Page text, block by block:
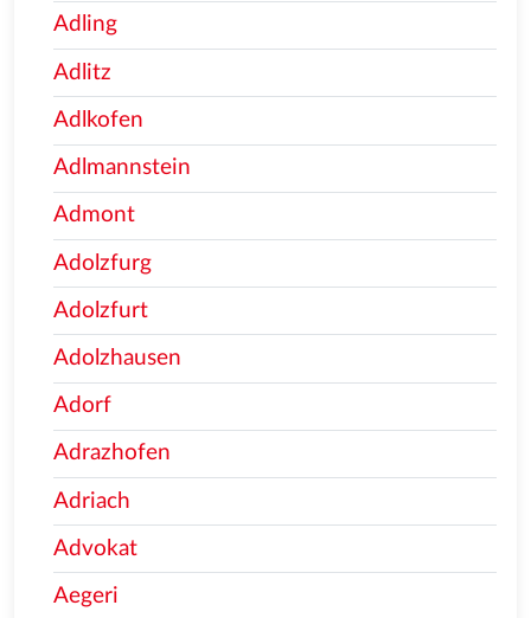
Adling
Adlitz
Adlkofen
Adlmannstein
Admont
Adolzfurg
Adolzfurt
Adolzhausen
Adorf
Adrazhofen
Adriach
Advokat
Aegeri